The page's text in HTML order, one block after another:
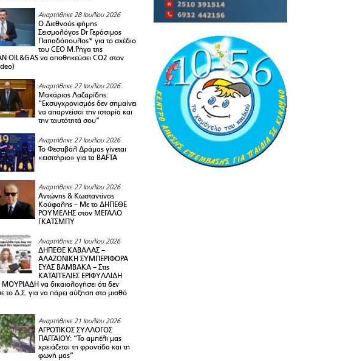
Αναρτήθηκε 28 Ιουλίου 2026
Ο Διεθνούς φήμης
Σεισμολόγος Dr Γεράσιμος
Παπαδόπουλος* για το σχέδιο
του CEO M.Ρήγα της
OIL&GAS να αποθηκεύσει CO2 στον
Αναρτήθηκε 27 Ιουλίου 2026
Μακάριος Λαζαρίδης:
“Εκσυγχρονισμός δεν σημαίνει
να απαρνείσαι την ιστορία και
την ταυτότητά σου”
Αναρτήθηκε 27 Ιουλίου 2026
Το Φεστιβάλ Δράμας γίνεται
«εισιτήριο» για τα BAFTA
Αναρτήθηκε 27 Ιουλίου 2026
Αντώνης & Κωσταντίνος
Κούφαλης – Με το ΔΗΠΕΘΕ
ΡΟΥΜΕΛΗΣ στον ΜΕΓΑΛΟ
ΓΚΑΤΣΜΠΥ
Αναρτήθηκε 21 Ιουλίου 2026
ΔΗΠΕΘΕ ΚΑΒΑΛΑΣ –
ΑΛΑΖΟΝΙΚΗ ΣΥΜΠΕΡΙΦΟΡΑ
ΕΥΑΣ ΒΑΜΒΑΚΑ – Στις
ΚΑΤΑΓΓΕΛΙΕΣ ΕΡΙΦΥΛΛΙΔΗ
ΜΟΥΡΙΑΔΗ να δικαιολογήσει ότι δεν
το Δ.Σ. για να πάρει αύξηση στο μισθό
Αναρτήθηκε 21 Ιουλίου 2026
ΑΓΡΟΤΙΚΟΣ ΣΥΛΛΟΓΟΣ
ΠΑΓΓΑΙΟY: “Το αμπέλι μας
χρειάζεται τη φροντίδα και τη
φωνή μας”